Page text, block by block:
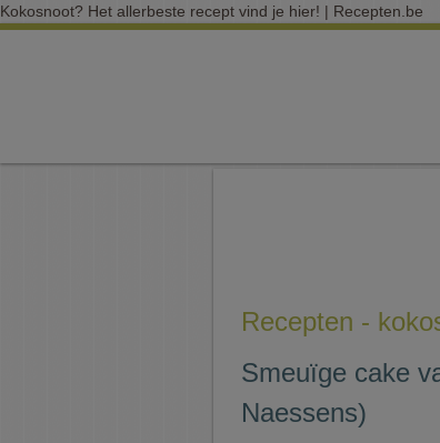
Kokosnoot? Het allerbeste recept vind je hier! | Recepten.be
Recepten -
Smeuïge cake
Naessens)